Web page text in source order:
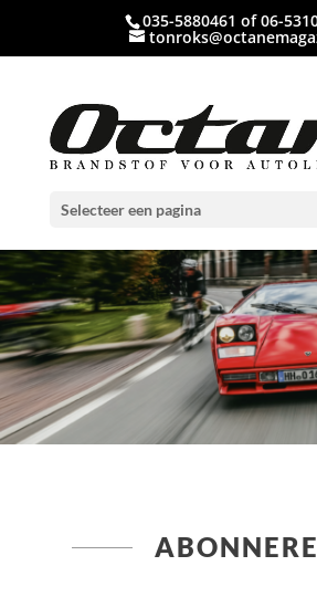
035-5880461 of 06-
Selecteer een pagina